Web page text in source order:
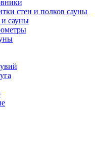
стен и полков сауны
сауны